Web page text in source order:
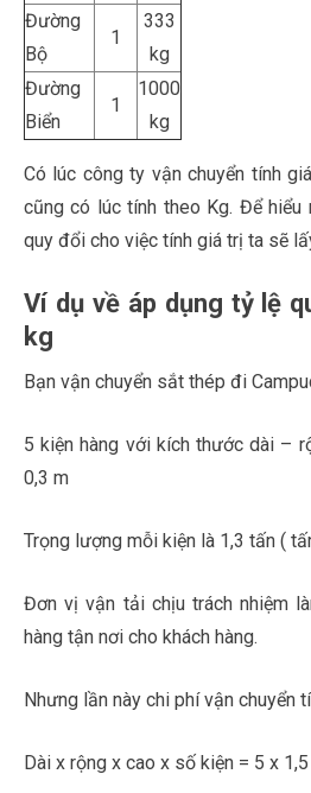
Đường
Bộ
1
333
kg
Đường
Biển
1
1000
kg
Có lúc công ty vận chuyển tính
cũng có lúc tính theo Kg. Để
quy đổi cho việc tính giá trị ta sẽ
Ví dụ về áp dụng tỷ lệ
kg
Bạn vận chuyển sắt thép đi
5 kiện hàng với kích thước dài –
0,3 m
Trọng lượng mỗi kiện là 1,3 tấn (
Đơn vị vận tải chịu trách nhiệm
hàng tận nơi cho khách hàng.
Nhưng lần này chi phí vận chuyển
Dài x rộng x cao x số kiện = 5 x